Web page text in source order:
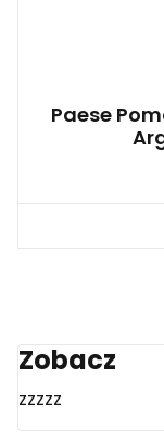
Paese
Zobacz
zzzzz